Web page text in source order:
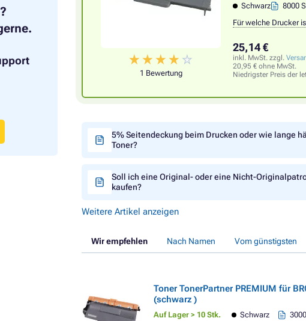
1 Bewertung
Schwarz
8000
Für welche Drucker
25,14 €
inkl. MwSt. zzgl.
20,95 € ohne MwSt.
Niedrigster Preis der
5% Seitendeckung beim Drucken oder wie lange
Toner?
Soll ich eine Original- oder eine Nicht-
kaufen?
Weitere Artikel anzeigen
Wir empfehlen Nach Namen Vom günstigsten
Toner TonerPartner PREMIUM für
(schwarz )
Auf Lager > 10 Stk. Schwarz